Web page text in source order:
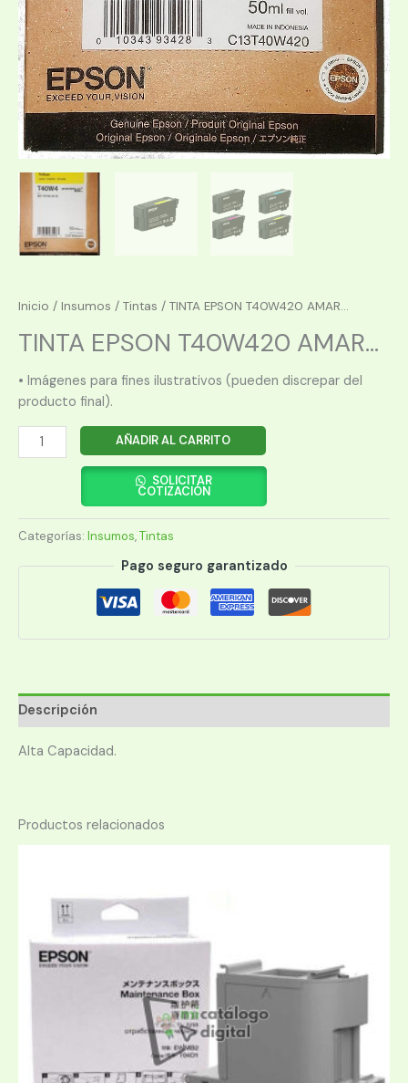
Inicio / Insumos / Tintas / TINTA EPSON T40W420 AMAR...
TINTA EPSON T40W420 AMAR...
• Imágenes para fines ilustrativos (pueden discrepar del
producto final).
TINTA
EPSON
ULTRACHROME
(T3170)
AÑADIR AL CARRITO
SOLICITAR
COTIZACIÓN
Categorías: Insumos,Tintas
Pago seguro garantizado
Descripción
Alta Capacidad.
Productos relacionados